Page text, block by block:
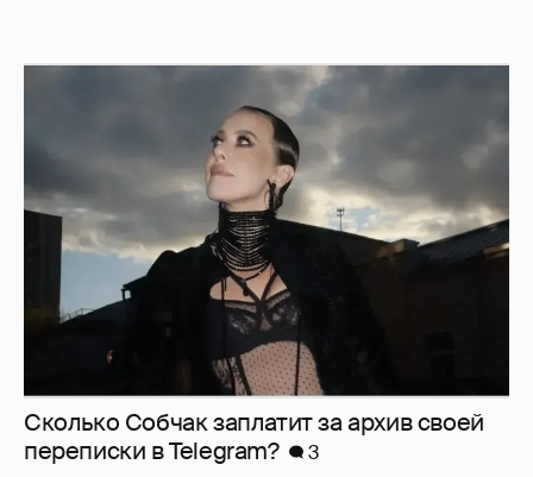
Сколько Собчак заплатит за архив своей
перeписки в Telegram?
3